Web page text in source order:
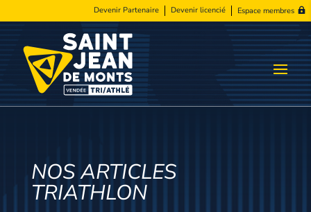
Devenir Partenaire Devenir licencié Espace membres
NOS ARTICLES
TRIATHLON